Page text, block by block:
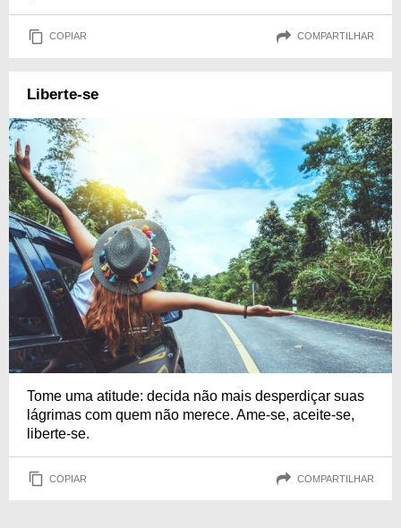
COPIAR COMPARTILHAR
Liberte-se
Tome uma atitude: decida não mais desperdiçar suas
lágrimas com quem não merece. Ame-se, aceite-se,
liberte-se.
COPIAR COMPARTILHAR